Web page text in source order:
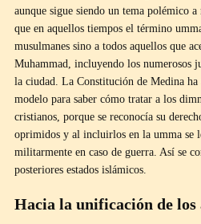
aunque sigue siendo un tema polémico
que en aquellos tiempos el término
musulmanes sino a todos aquellos que
Muhammad, incluyendo los numerosos
la ciudad. La Constitución de Medina
modelo para saber cómo tratar a los
cristianos, porque se reconocía su
oprimidos y al incluirlos en la umma se
militarmente en caso de guerra. Así se
posteriores estados islámicos.
Hacia la unificación de los